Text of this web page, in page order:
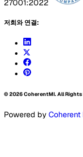
27001:2022
저희와 연결:
©2026CoherentMI. All Rights
Powered by